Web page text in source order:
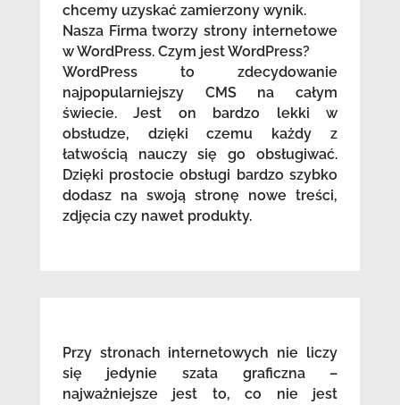
chcemy uzyskać zamierzony wynik.
Nasza Firma tworzy strony internetowe
w WordPress. Czym jest WordPress?
WordPress to zdecydowanie
najpopularniejszy CMS na całym
świecie. Jest on bardzo lekki w
obsłudze, dzięki czemu każdy z
łatwością nauczy się go obsługiwać.
Dzięki prostocie obsługi bardzo szybko
dodasz na swoją stronę nowe treści,
zdjęcia czy nawet produkty.
Przy stronach internetowych nie liczy
się jedynie szata graficzna –
najważniejsze jest to, co nie jest